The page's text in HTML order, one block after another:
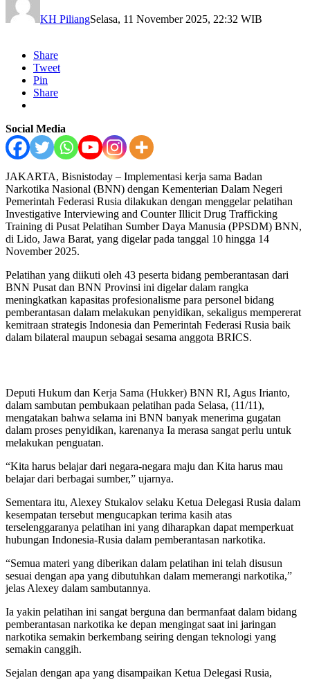
KH PiliangSelasa, 11 November 2025, 22:32 WIB
Share
Tweet
Pin
Share
Social Media
JAKARTA, Bisnistoday – Implementasi kerja sama Badan
Narkotika Nasional (BNN) dengan Kementerian Dalam Negeri
Pemerintah Federasi Rusia dilakukan dengan menggelar pelatihan
Investigative Interviewing and Counter Illicit Drug Trafficking
Training di Pusat Pelatihan Sumber Daya Manusia (PPSDM) BNN,
di Lido, Jawa Barat, yang digelar pada tanggal 10 hingga 14
November 2025.
Pelatihan yang diikuti oleh 43 peserta bidang pemberantasan dari
BNN Pusat dan BNN Provinsi ini digelar dalam rangka
meningkatkan kapasitas profesionalisme para personel bidang
pemberantasan dalam melakukan penyidikan, sekaligus mempererat
kemitraan strategis Indonesia dan Pemerintah Federasi Rusia baik
dalam bilateral maupun sebagai sesama anggota BRICS.
Deputi Hukum dan Kerja Sama (Hukker) BNN RI, Agus Irianto,
dalam sambutan pembukaan pelatihan pada Selasa, (11/11),
mengatakan bahwa selama ini BNN banyak menerima gugatan
dalam proses penyidikan, karenanya Ia merasa sangat perlu untuk
melakukan penguatan.
“Kita harus belajar dari negara-negara maju dan Kita harus mau
belajar dari berbagai sumber,” ujarnya.
Sementara itu, Alexey Stukalov selaku Ketua Delegasi Rusia dalam
kesempatan tersebut mengucapkan terima kasih atas
terselenggaranya pelatihan ini yang diharapkan dapat memperkuat
hubungan Indonesia-Rusia dalam pemberantasan narkotika.
“Semua materi yang diberikan dalam pelatihan ini telah disusun
sesuai dengan apa yang dibutuhkan dalam memerangi narkotika,”
jelas Alexey dalam sambutannya.
Ia yakin pelatihan ini sangat berguna dan bermanfaat dalam bidang
pemberantasan narkotika ke depan mengingat saat ini jaringan
narkotika semakin berkembang seiring dengan teknologi yang
semakin canggih.
Sejalan dengan apa yang disampaikan Ketua Delegasi Rusia,